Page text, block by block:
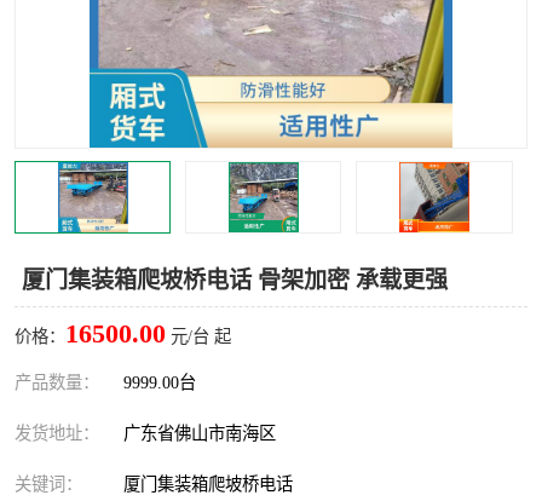
厦门集装箱爬坡桥电话 骨架加密 承载更强
价格： 16500.00 元/台 起
产品数量： 9999.00台
发货地址： 广东省佛山市南海区
关键词： 厦门集装箱爬坡桥电话